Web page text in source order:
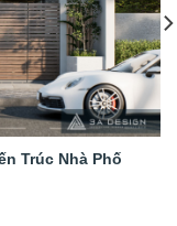
Trúc Nhà Phố